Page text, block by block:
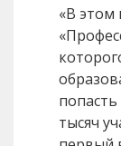
«В этом
тысяч